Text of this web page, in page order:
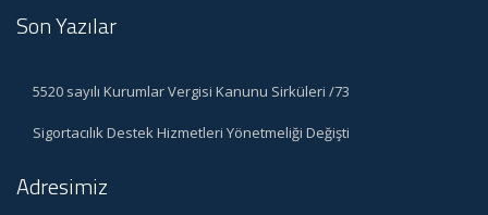
Son Yazılar
5520 sayılı Kurumlar Vergisi Kanunu Sirküleri /73
Sigortacılık Destek Hizmetleri Yönetmeliği Değişti
Adresimiz